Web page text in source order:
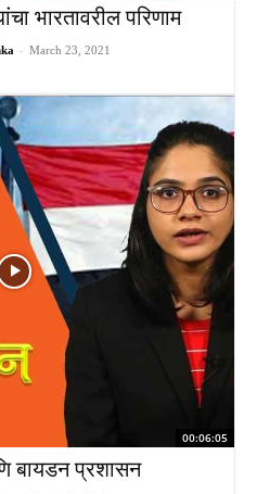
भारतावरील परिणाम
- March 23, 2021
00:06:05
बायडन प्रशासन